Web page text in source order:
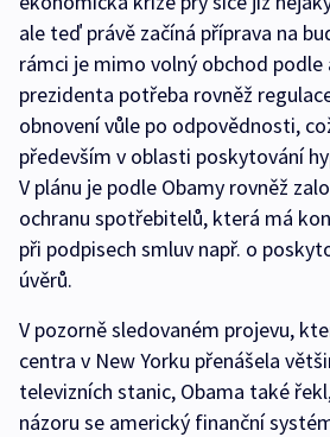
ale teď právě začíná příprava na
rámci je mimo volný obchod podle
prezidenta potřeba rovněž
obnovení vůle po odpovědnosti,
především v oblasti poskytování
V plánu je podle Obamy rovněž
ochranu spotřebitelů, která má
při podpisech smluv např. o
úvěrů.
V pozorně sledovaném projevu,
centra v New Yorku přenášela
televizních stanic, Obama také
názoru se americký finanční